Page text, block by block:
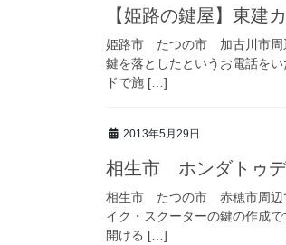
【姫路の鍵屋】東建
姫路市 たつの市 加古川市周
鍵を落としたというお電話を
ドで施 […]
2013年5月29日
相生市 ホンダトゥ
相生市 たつの市 赤穂市周辺
イク・スクーターの鍵の作成
開ける […]